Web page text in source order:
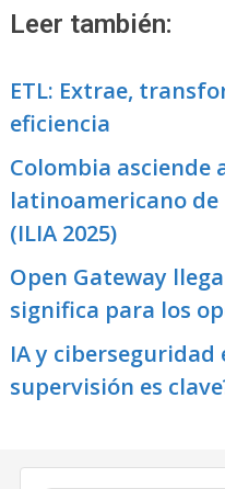
Leer también:
ETL: Extrae,
eficiencia
Colombia asciende
latinoamericano
(ILIA 2025)
Open Gateway
significa para los
IA y ciberseguridad
supervisión es